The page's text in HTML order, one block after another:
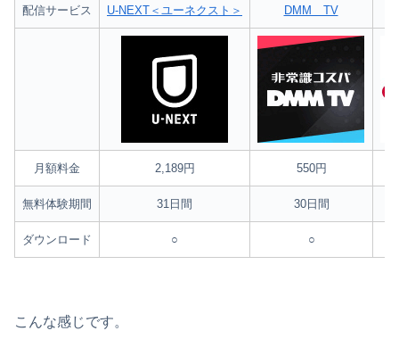
配信サービス U-NEXT＜ユーネクスト＞ DMM TV
月額料金 2,189円 550円
無料体験期間 31日間 30日間
ダウンロード ○ ○
こんな感じです。